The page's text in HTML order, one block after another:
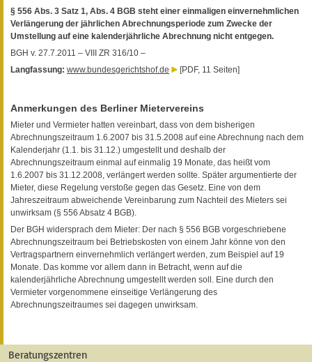
§ 556 Abs. 3 Satz 1, Abs. 4 BGB steht einer einmaligen einvernehmlichen
Verlängerung der jährlichen Abrechnungsperiode zum Zwecke der
Umstellung auf eine kalenderjährliche Abrechnung nicht entgegen.
BGH v. 27.7.2011 – VIII ZR 316/10 –
Langfassung: www.bundesgerichtshof.de [PDF, 11 Seiten]
Anmerkungen des Berliner Mietervereins
Mieter und Vermieter hatten vereinbart, dass von dem bisherigen
Abrechnungszeitraum 1.6.2007 bis 31.5.2008 auf eine Abrechnung nach dem
Kalenderjahr (1.1. bis 31.12.) umgestellt und deshalb der
Abrechnungszeitraum einmal auf einmalig 19 Monate, das heißt vom
1.6.2007 bis 31.12.2008, verlängert werden sollte. Später argumentierte der
Mieter, diese Regelung verstoße gegen das Gesetz. Eine von dem
Jahreszeitraum abweichende Vereinbarung zum Nachteil des Mieters sei
unwirksam (§ 556 Absatz 4 BGB).
Der BGH widersprach dem Mieter: Der nach § 556 BGB vorgeschriebene
Abrechnungszeitraum bei Betriebskosten von einem Jahr könne von den
Vertragspartnern einvernehmlich verlängert werden, zum Beispiel auf 19
Monate. Das komme vor allem dann in Betracht, wenn auf die
kalenderjährliche Abrechnung umgestellt werden soll. Eine durch den
Vermieter vorgenommene einseitige Verlängerung des
Abrechnungszeitraumes sei dagegen unwirksam.
Beratungszentren